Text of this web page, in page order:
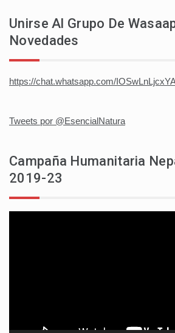
Unirse Al Grupo De
Novedades
https://chat.whatsapp.com/
Tweets por @EsencialNatura
Campaña Humanitaria
2019-23